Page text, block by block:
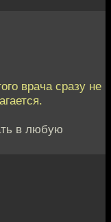
врача сразу не
в любую